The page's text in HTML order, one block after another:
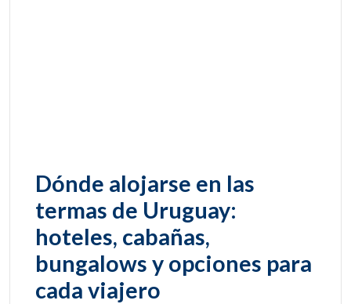
Dónde alojarse en las
termas de Uruguay:
hoteles, cabañas,
bungalows y opciones para
cada viajero